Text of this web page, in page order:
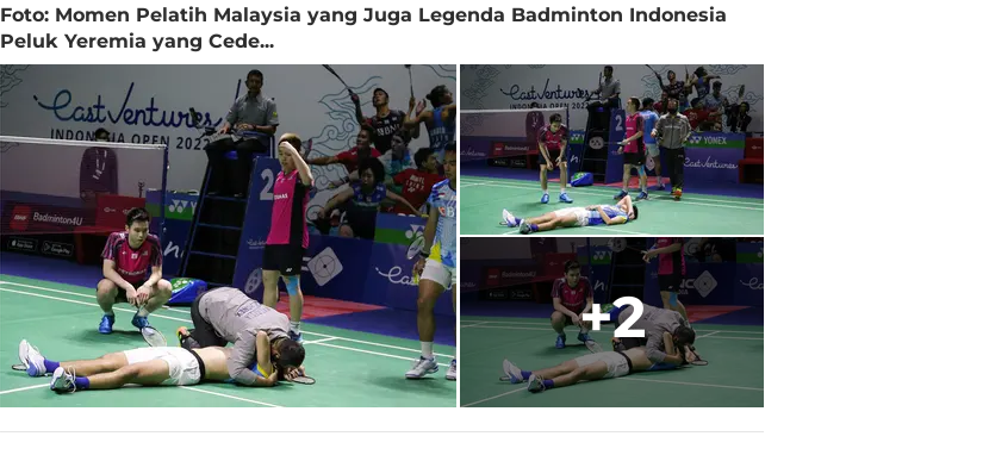
Foto: Momen Pelatih Malaysia yang Juga Legenda Badminton Indonesia
Peluk Yeremia yang Cede...
+2